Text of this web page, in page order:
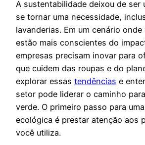
A sustentabilidade deixou de ser
se tornar uma necessidade,
lavanderias. Em um cenário
estão mais conscientes do
empresas precisam inovar para
que cuidem das roupas e do
explorar essas tendências e
setor pode liderar o caminho
verde. O primeiro passo para
ecológica é prestar atenção aos
você utiliza.